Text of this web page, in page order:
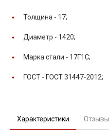
Толщина - 17;
Диаметр - 1420;
Марка стали - 17Г1С;
ГОСТ - ГОСТ 31447-2012;
Характеристики Отзывы